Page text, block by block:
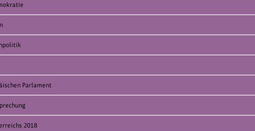
Parlament
2018